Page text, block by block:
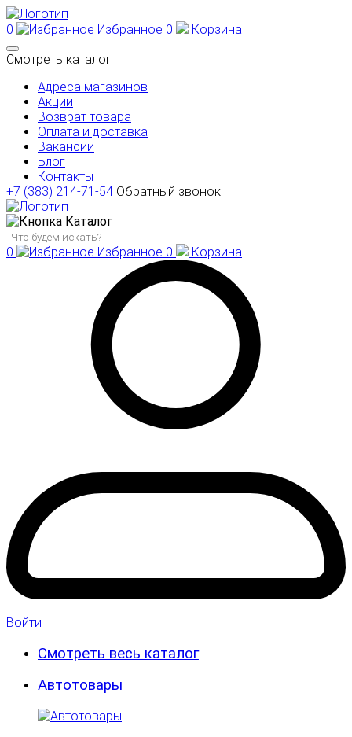
0 Избранное 0
Корзина
Смотреть каталог
Адреса магазинов
Акции
Возврат товара
Оплата и доставка
Вакансии
Блог
Контакты
+7 (383) 214-71-54 Обратный звонок
Каталог
0 Избранное 0 Корзина
Войти
Смотреть весь каталог
Автотовары